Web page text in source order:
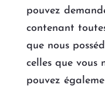
pouvez
contenant
que nous
celles que vous
pouvez